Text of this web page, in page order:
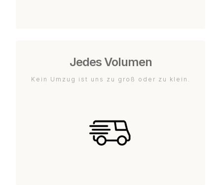
Jedes Volumen
Kein Umzug ist uns zu groß oder zu klein.